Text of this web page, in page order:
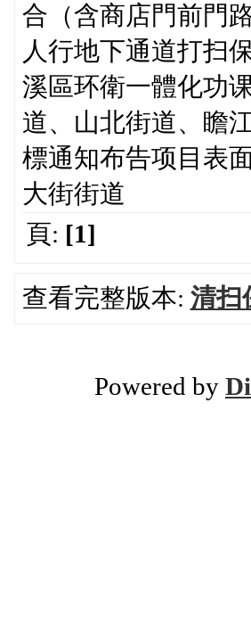
合（含商店門前門
人行地下通道打扫
溪區环衛一體化功
道、山北街道、瞻
標通知布告项目表
大街街道
頁: [1]
查看完整版本: 清扫
Powered by